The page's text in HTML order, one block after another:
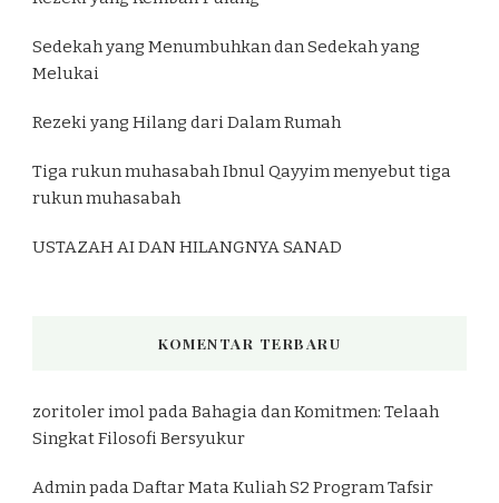
Sedekah yang Menumbuhkan dan Sedekah yang
Melukai
Rezeki yang Hilang dari Dalam Rumah
Tiga rukun muhasabah Ibnul Qayyim menyebut tiga
rukun muhasabah
USTAZAH AI DAN HILANGNYA SANAD
KOMENTAR TERBARU
zoritoler imolpadaBahagia dan Komitmen: Telaah
Singkat Filosofi Bersyukur
AdminpadaDaftar Mata Kuliah S2 Program Tafsir